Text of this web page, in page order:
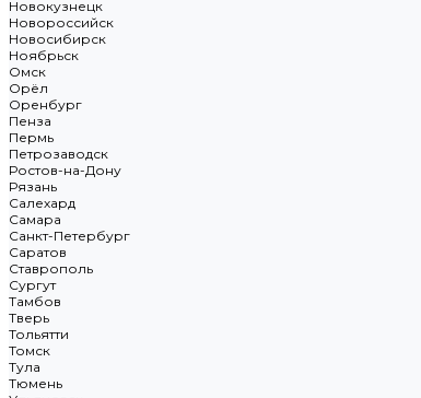
Новокузнецк
Новороссийск
Новосибирск
Ноябрьск
Омск
Орёл
Оренбург
Пенза
Пермь
Петрозаводск
Ростов-на-Дону
Рязань
Салехард
Самара
Санкт-Петербург
Саратов
Ставрополь
Сургут
Тамбов
Тверь
Тольятти
Томск
Тула
Тюмень